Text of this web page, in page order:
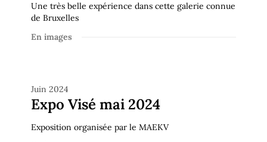
Une très belle expérience dans cette galerie connue
de Bruxelles
En images
Juin 2024
Expo Visé mai 2024
Exposition organisée par le MAEKV